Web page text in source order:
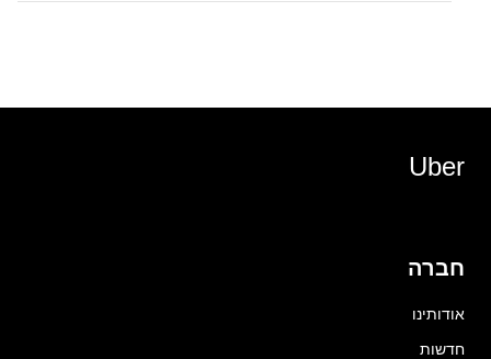
Uber
חברה
אודותינו
חדשות